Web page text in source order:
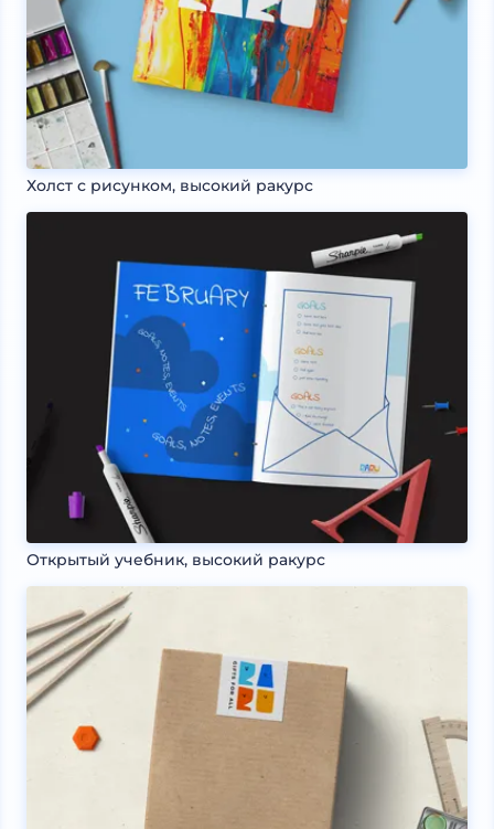
Холст с рисунком, высокий ракурс
Открытый учебник, высокий ракурс